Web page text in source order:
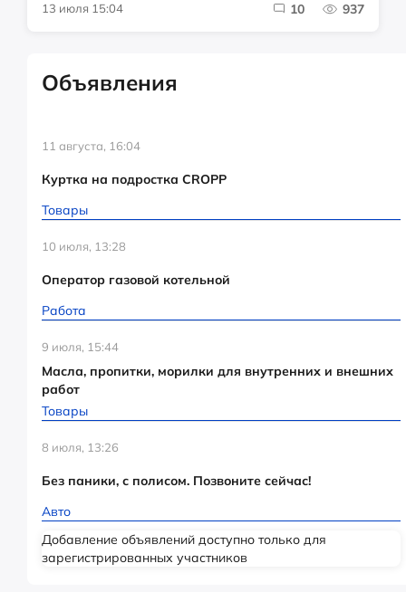
13 июля 15:04 10 937
Объявления
11 августа, 16:04
Куртка на подростка CROPP
Товары
10 июля, 13:28
Оператор газовой котельной
Работа
9 июля, 15:44
Масла, пропитки, морилки для внутренних и внешних
работ
Товары
8 июля, 13:26
Без паники, с полисом. Позвоните сейчас!
Авто
Добавление объявлений доступно только для
зарегистрированных участников